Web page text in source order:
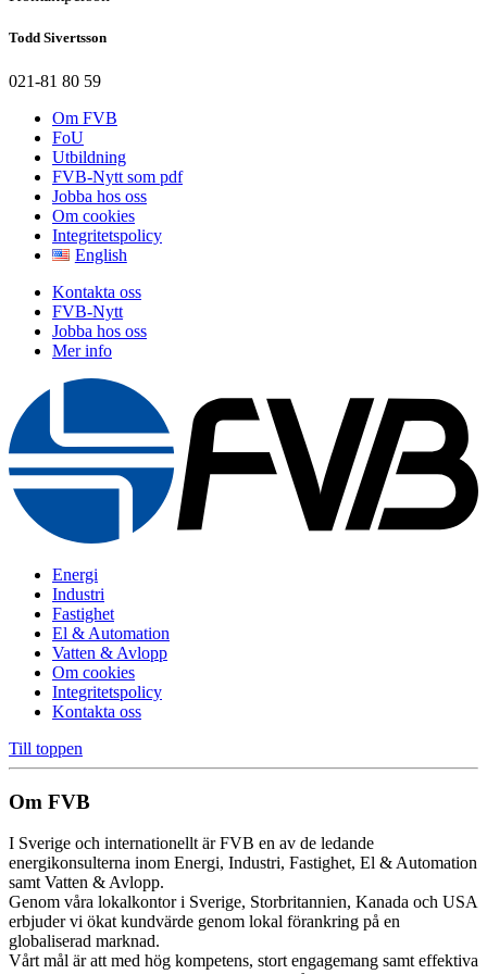
Todd Sivertsson
021-81 80 59
Om FVB
FoU
Utbildning
FVB-Nytt som pdf
Jobba hos oss
Om cookies
Integritetspolicy
English
Kontakta oss
FVB-Nytt
Jobba hos oss
Mer info
Energi
Industri
Fastighet
El & Automation
Vatten & Avlopp
Om cookies
Integritetspolicy
Kontakta oss
Till toppen
Om FVB
I Sverige och internationellt är FVB en av de ledande
energikonsulterna inom Energi, Industri, Fastighet, El & Automation
samt Vatten & Avlopp.
Genom våra lokalkontor i Sverige, Storbritannien, Kanada och USA
erbjuder vi ökat kundvärde genom lokal förankring på en
globaliserad marknad.
Vårt mål är att med hög kompetens, stort engagemang samt effektiva